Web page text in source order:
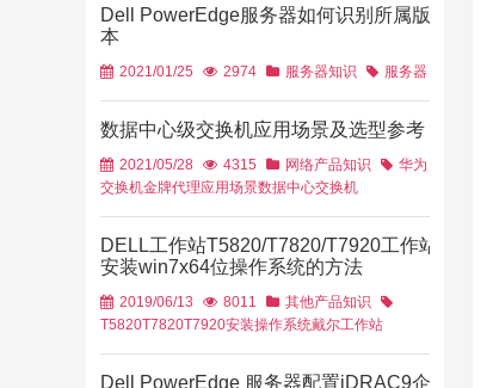
Dell PowerEdge服务器如何识别所属版
本
2021/01/25 2974 服务器知识 服务器
数据中心级交换机应用场景及选型参考
2021/05/28 4315 网络产品知识
华为
交换机金牌代理应用场景数据中心交换机
DELL工作站T5820/T7820/T7920工作站
安装win7x64位操作系统的方法
2019/06/13 8011
其他产品知识
T5820T7820T7920安装操作系统戴尔工作站
Dell PowerEdge 服务器配置iDRAC9企